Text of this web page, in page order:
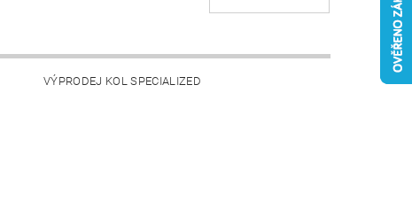
VÝPRODEJ KOL SPECIALIZED